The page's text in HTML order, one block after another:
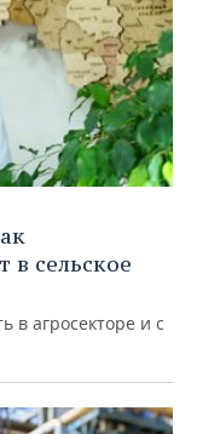
в сельское
в агросекторе и с